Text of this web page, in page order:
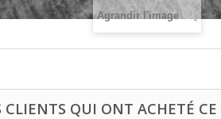
Agrandir l'image
CLIENTS QUI ONT ACHETÉ